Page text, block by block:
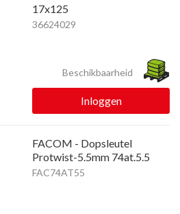
17x125
36624029
Beschikbaarheid
Inloggen
FACOM - Dopsleutel
Protwist-5.5mm 74at.5.5
FAC74AT55